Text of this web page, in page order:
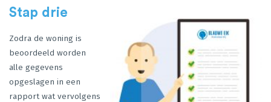
Stap drie
Zodra de woning is
beoordeeld worden
alle gegevens
opgeslagen in een
rapport wat vervolgens